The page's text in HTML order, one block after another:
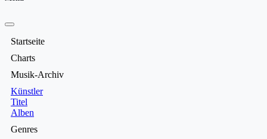
Startseite
Charts
Musik-Archiv
Künstler
Titel
Alben
Genres